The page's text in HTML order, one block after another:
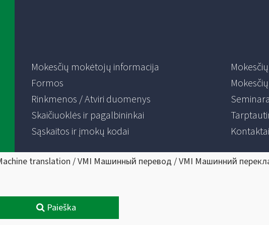
Mokesčių mokėtojų informacija
Formos
Rinkmenos / Atviri duomenys
Skaičiuoklės ir pagalbininkai
Sąskaitos ir įmokų kodai
translation / VMI Машинный перевод / VMI Машинний
Paieška